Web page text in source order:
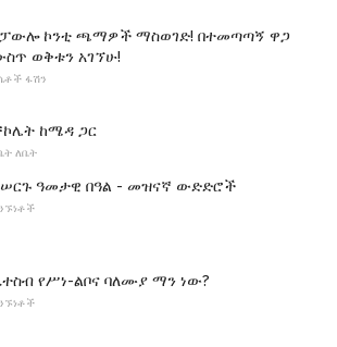
ኮንቲ ጫማዎች ማስወገድ! በተመጣጣኝ ዋጋ
ወቅቱን አገኘሁ!
ፋሽን
ከሜዳ ጋር
ለቤት
ዓመታዊ በዓል - መዝናኛ ውድድሮች
የሥነ-ልቦና ባለሙያ ማን ነው?